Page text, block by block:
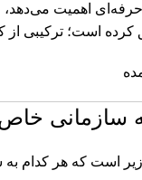
اهمیت
است؛ ترکیبی
سازمانی
است که هر کدام